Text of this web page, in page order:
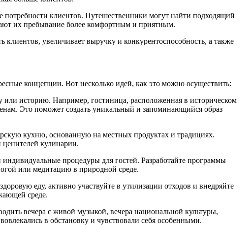
потребности клиентов. Путешественники могут найти подходящий
их пребывание более комфортным и приятным.
увеличивает выручку и конкурентоспособность, а также
концепции. Вот несколько идей, как это можно осуществить:
историю. Например, гостиница, расположенная в историческом
Это поможет создать уникальный и запоминающийся образ
кухню, основанную на местных продуктах и традициях.
ценителей кулинарии.
процедуры для гостей. Разработайте программы
или медитацию в природной среде.
еду, активно участвуйте в утилизации отходов и внедряйте
среде.
вечера с живой музыкой, вечера национальной культуры,
в обстановку и чувствовали себя особенными.